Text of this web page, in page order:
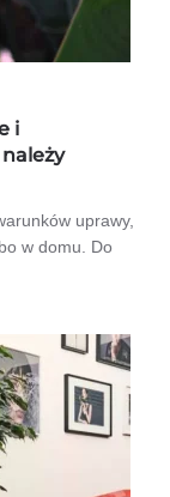
i
uprawy,
w domu. Do